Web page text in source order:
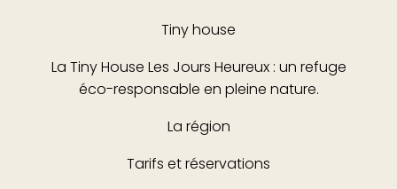
Tiny house
La Tiny House Les Jours Heureux : un refuge
éco-responsable en pleine nature.
La région
Tarifs et réservations